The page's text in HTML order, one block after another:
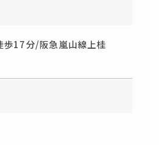
17分/阪急嵐山線上桂